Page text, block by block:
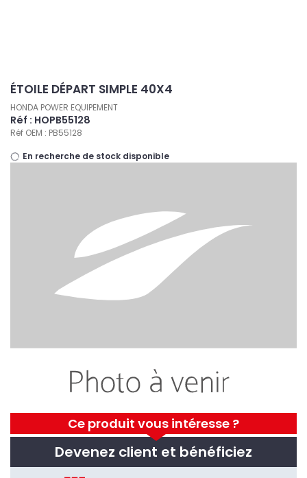
Ce produit vous intéresse ?
Devenez client et bénéficiez
ÉTOILE DÉPART SIMPLE 40X4
HONDA POWER EQUIPEMENT
Réf : HOPB55128
Réf OEM : PB55128
En recherche de stock disponible